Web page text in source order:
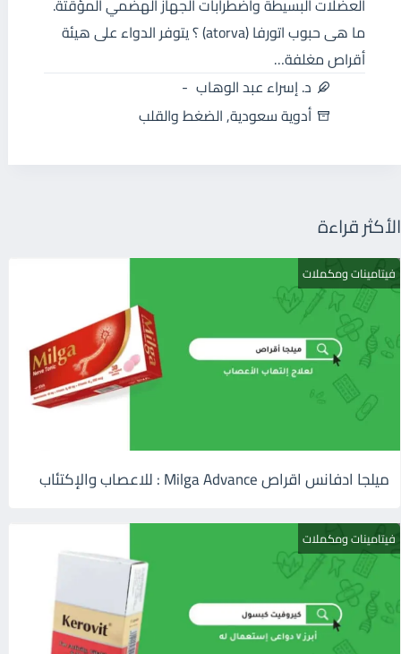
العضلات البسيطة واضطرابات الجهاز الهضمي المؤقتة.
ما هى حبوب اتورفا (atorva) ؟ يتوفر الدواء على هيئة
أقراص مغلفة…
د. إسراء عبد الوهاب
أدوية سعودية,الضغط والقلب
الأكثر قراءة
فيتامينات ومكملات
ميلجا ادفانس اقراص Milga Advance : للاعصاب والإكتئاب
فيتامينات ومكملات